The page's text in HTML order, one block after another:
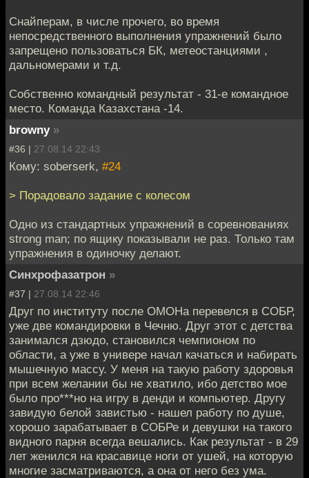
Снайперам, в числе прочего, во время
непосредственного выполнения упражнений было
запрещено пользоваться БК, метеостанциями ,
дальномерами и т.д.
Собственно командный результат - 31-е командное
место. Команда Казахстана -14.
browny »
#36 | 27.08.14 22:43
Кому: soberserk, #24
> Порадовало задание с колесом
Одно из стандартных упражнений в соревнованиях
strong man; по ящику показывали не раз. Только там
упражнения в одиночку делают.
Синхрофазатрон »
#37 | 27.08.14 22:46
Друг по институту после ОМОНа перевелся в СОБР,
уже две командировки в Чечню. Друг этот с детства
занимался дзюдо, становился чемпионом по
области, а уже в универе начал качаться и набирать
мышечную массу. У меня на такую работу здоровья
при всем желании бы не хватило, ибо детство мое
было про***но на игру в денди и компьютер. Другу
завидую белой завистью - нашел работу по душе,
хорошо зарабатывает в СОБРе и девушки на такого
видного парня всегда вешались. Как результат - в 29
лет женился на красавице ноги от ушей, на которую
многие засматриваются, а она от него без ума.